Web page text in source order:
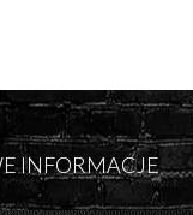
INFORMACJE